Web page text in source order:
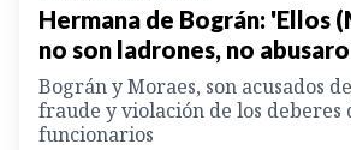
Hermana de Bográn: 'Ellos
no son ladrones, no
Bográn y Moraes, son acusados
fraude y violación de los deberes
funcionarios